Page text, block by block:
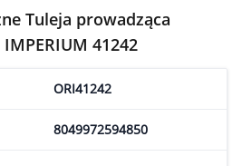
Tuleja prowadząca
41242
ORI41242
8049972594850